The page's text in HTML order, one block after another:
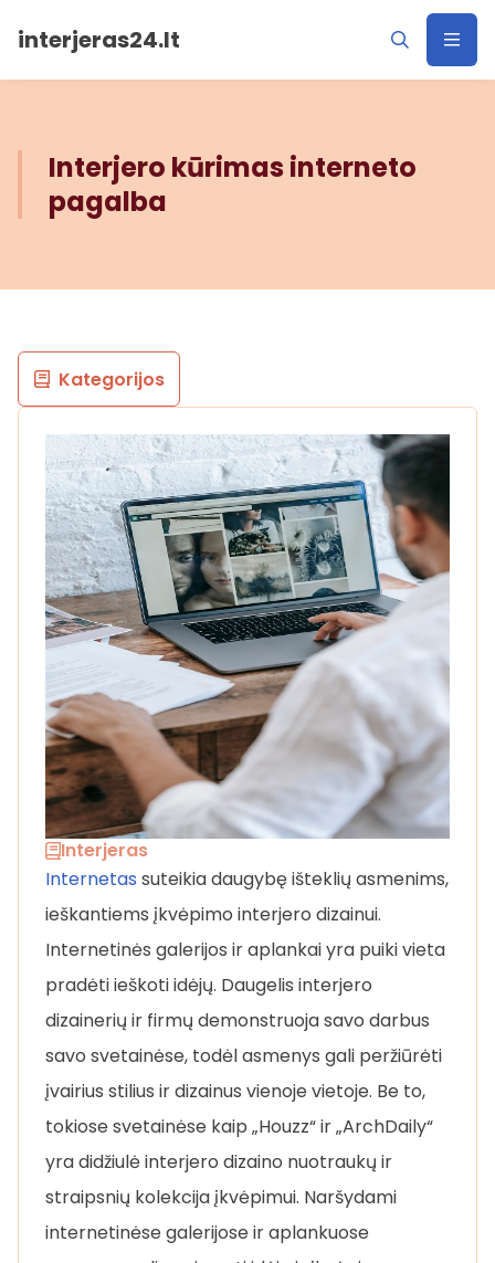
interjeras24.lt
Interjero kūrimas interneto
pagalba
Interjeras
Internetas suteikia daugybę išteklių asmenims,
ieškantiems įkvėpimo interjero dizainui.
Internetinės galerijos ir aplankai yra puiki vieta
pradėti ieškoti idėjų. Daugelis interjero
dizainerių ir firmų demonstruoja savo darbus
savo svetainėse, todėl asmenys gali peržiūrėti
įvairius stilius ir dizainus vienoje vietoje. Be to,
tokiose svetainėse kaip „Houzz“ ir „ArchDaily“
yra didžiulė interjero dizaino nuotraukų ir
straipsnių kolekcija įkvėpimui. Naršydami
internetinėse galerijose ir aplankuose
Kategorijos